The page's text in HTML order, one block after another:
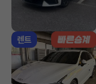
렌트